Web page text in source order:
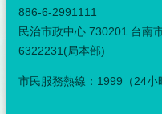
886-6-2991111
民治市政中心 730201 台南
6322231(局本部)
市民服務熱線：1999（24小